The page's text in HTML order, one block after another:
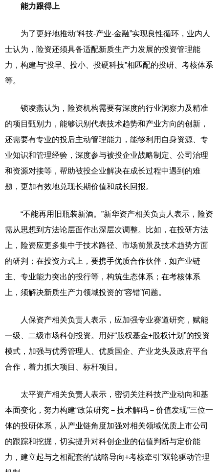
能力跟得上
为了更好地推动“科技-产业-金融”实现良性循环，业内人
士认为，险资还须具备适配新质生产力发展的投资管理能
力，构建与“投早、投小、投硬科技”相匹配的投研、考核体系
等。
锁凌燕认为，险资机构需要有深度的行业洞察力及精准
的项目甄别力，能够识别代表技术趋势和产业方向的创新，
还需要有专业的投后主动管理能力，能够利用自身资源、专
业知识和管理经验，深度参与被投企业战略制定、公司治理
和资源对接等，帮助被投企业解决在成长过程中遇到的难
题，更加有效地兑现长期价值和成长回报。
“不能再用旧瓶装新酒。”新华资产相关负责人表示，险资
需从思想到方法论层面作出深层次调整。比如，在投研方法
上，险资应更多集中于技术路径、市场前景及技术趋势方面
的研判；在投资方式上，要携手优质合作伙伴，如产业链
主、专业能力突出的投行等，构筑生态体系；在考核体系
上，须解决新质生产力领域投资的“容错”问题。
人保资产相关负责人表示，应加强专业赛道研究，赋能
一级、二级市场科创投资。用好“股权基金+股权计划”的投资
模式，加强与优秀管理人、优质国企、产业龙头及政府平台
合作，着力抓大项目、标杆项目。
太平资产相关负责人表示，密切关注科技产业动向和基
本面变化，努力构建“政策研究－技术解码－价值发现”三位一
体的投研体系，从产业链角度加强对相关领域优质上市公司
的跟踪和挖掘，切实提升对科创企业的估值判断与定价能
力，建立起与之相配套的“战略导向+考核牵引”双轮驱动管理